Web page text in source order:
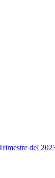
del